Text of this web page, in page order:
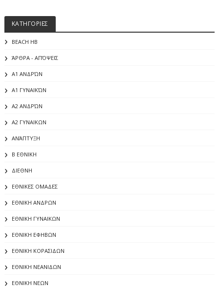
ΚΑΤΗΓΟΡΙΕΣ
BEACH HB
ΆΡΘΡΑ - ΑΠΌΨΕΙΣ
Α1 ΑΝΔΡΏΝ
Α1 ΓΥΝΑΙΚΏΝ
Α2 ΑΝΔΡΏΝ
Α2 ΓΥΝΑΙΚΩΝ
ΑΝΆΠΤΥΞΗ
Β ΕΘΝΙΚΗ
ΔΙΕΘΝΗ
ΕΘΝΙΚΕΣ ΟΜΑΔΕΣ
ΕΘΝΙΚΗ ΑΝΔΡΩΝ
ΕΘΝΙΚΗ ΓΥΝΑΙΚΩΝ
ΕΘΝΙΚΗ ΕΦΗΒΩΝ
ΕΘΝΙΚΗ ΚΟΡΑΣΙΔΩΝ
ΕΘΝΙΚΗ ΝΕΑΝΙΔΩΝ
ΕΘΝΙΚΗ ΝΕΩΝ